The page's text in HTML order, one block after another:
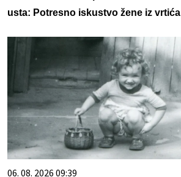
usta: Potresno iskustvo žene iz vrtića
06. 08. 2026 09:39